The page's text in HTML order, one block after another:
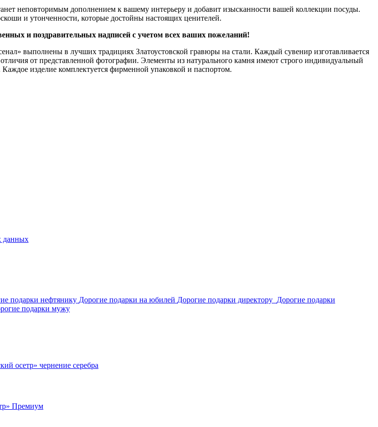
неповторимым дополнением к вашему интерьеру и добавит изысканности вашей коллекции посуды.
и утонченности, которые достойны настоящих ценителей.
и поздравительных надписей с учетом всех ваших пожеланий!
выполнены в лучших традициях Златоустовской гравюры на стали. Каждый сувенир изготавливается
от представленной фотографии. Элементы из натурального камня имеют строго индивидуальный
изделие комплектуется фирменной упаковкой и паспортом.
данных
подарки нефтянику Дорогие подарки на юбилей Дорогие подарки директору Дорогие подарки
подарки мужу
осетр» чернение серебра
Премиум